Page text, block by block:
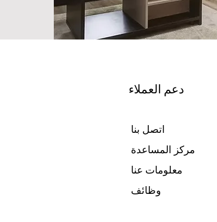
دعم العملاء
اتصل بنا
مركز المساعدة
معلومات عنا
وظائف